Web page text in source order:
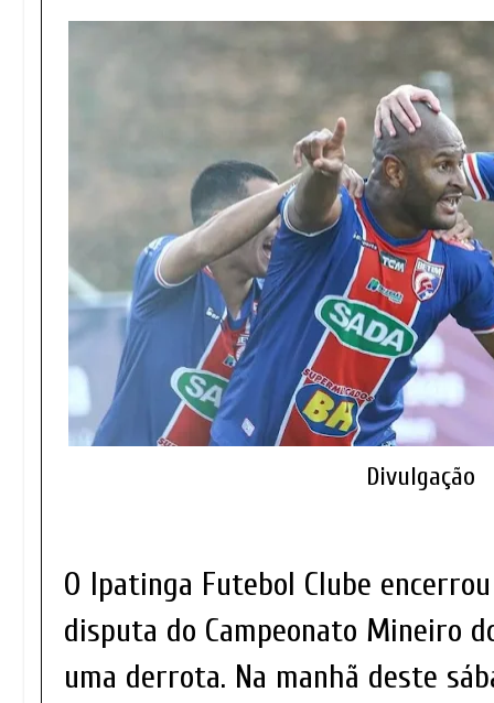
Divulgação
O Ipatinga Futebol Clube
disputa do Campeonato Mineiro
uma derrota. Na manhã deste